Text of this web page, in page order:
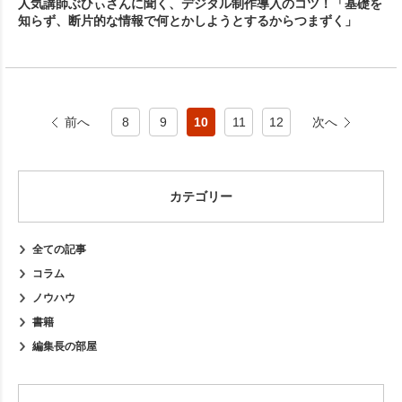
人気講師ぶひぃさんに聞く、デジタル制作導入のコツ！「基礎を
知らず、断片的な情報で何とかしようとするからつまずく」
前へ 8 9 10 11 12 次へ
カテゴリー
全ての記事
コラム
ノウハウ
書籍
編集長の部屋